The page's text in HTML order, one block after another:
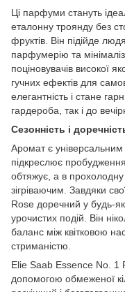
Ці парфуми стануть
еталонну троянду без
фруктів. Він підійде
парфумерію та
поціновувачів високої
гучних ефектів для
елегантність і стане
гардероба, так і до
Сезонність і
Аромат є універсальним
підкреслює
обтяжує, а в
зігріваючим. Завдяки
Rose доречний у будь-
урочистих подій. Він
баланс між квітковою
стриманістю.
Elie Saab Essence No. 1
допомогою обмеженої